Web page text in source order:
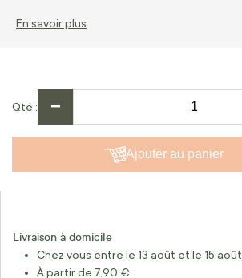
En savoir plus
Qté −
Ajouter au panier
Livraison à domicile
Chez vous entre le 13 août et le 15 août
À partir de 7,90 €